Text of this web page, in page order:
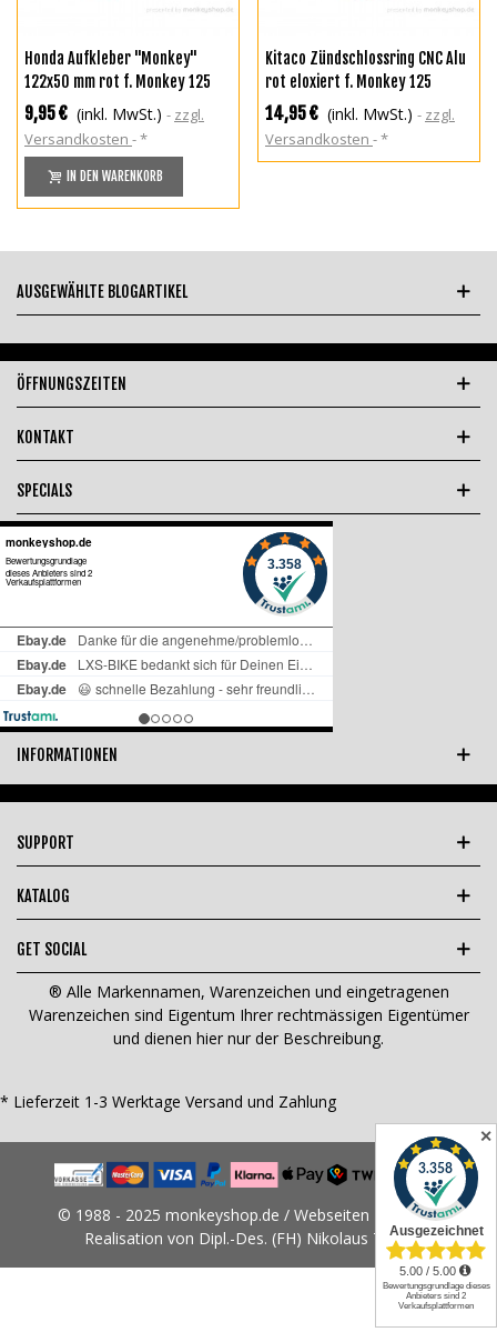
Honda Aufkleber "Monkey"
122x50 mm rot f. Monkey 125
JB02
9,95 € (inkl. MwSt.)
zzgl.
Versandkosten
*
IN DEN WARENKORB
Kitaco Zündschlossring CNC Alu
rot eloxiert f. Monkey 125
14,95 € (inkl. MwSt.)
zzgl.
Versandkosten
*
AUSGEWÄHLTE BLOGARTIKEL
ÖFFNUNGSZEITEN
KONTAKT
SPECIALS
✕
INFORMATIONEN
SUPPORT
KATALOG
GET SOCIAL
® Alle Markennamen, Warenzeichen und eingetragenen
Warenzeichen sind Eigentum Ihrer rechtmässigen Eigentümer
und dienen hier nur der Beschreibung.
* Lieferzeit 1-3 Werktage Versand und Zahlung
© 1988 - 2025 monkeyshop.de / Webseiten Design &
Realisation von Dipl.-Des. (FH) Nikolaus Tams